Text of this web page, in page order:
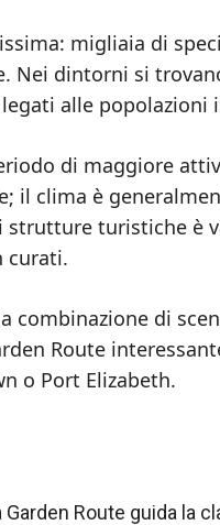
migliaia di
Nei dintorni si
alle popolazioni
di maggiore
il clima è
strutture turistiche è
curati.
combinazione di
Route
o Port Elizabeth.
Garden Route guida la